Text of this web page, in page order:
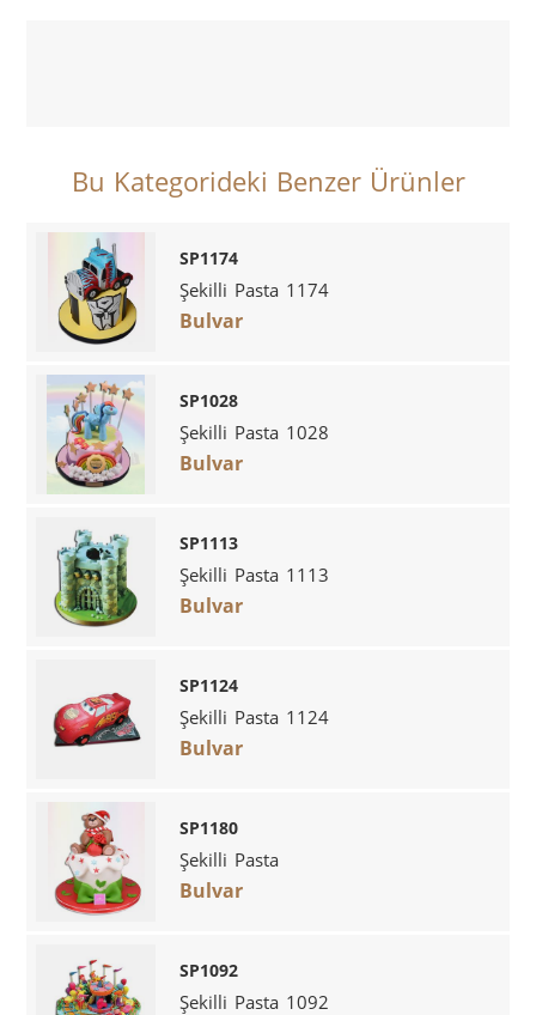
Bu Kategorideki Benzer Ürünler
SP1174
Şekilli Pasta 1174
Bulvar
SP1028
Şekilli Pasta 1028
Bulvar
SP1113
Şekilli Pasta 1113
Bulvar
SP1124
Şekilli Pasta 1124
Bulvar
SP1180
Şekilli Pasta
Bulvar
SP1092
Şekilli Pasta 1092